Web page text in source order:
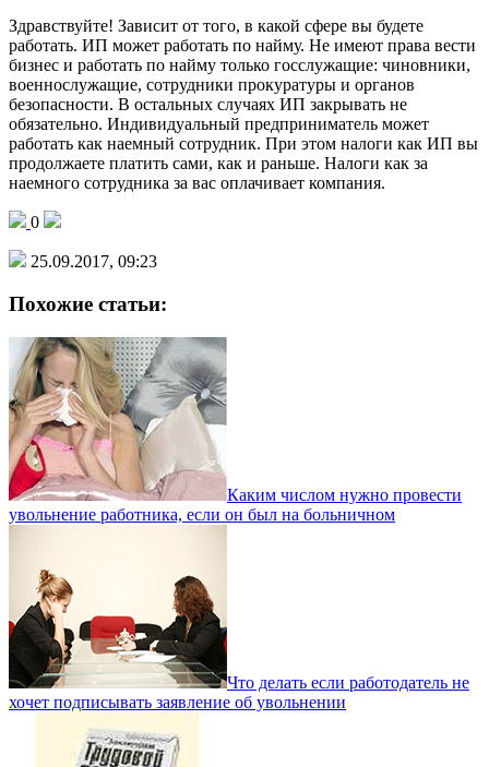
Здравствуйте! Зависит от того, в какой сфере вы будете
работать. ИП может работать по найму. Не имеют права вести
бизнес и работать по найму только госслужащие: чиновники,
военнослужащие, сотрудники прокуратуры и органов
безопасности. В остальных случаях ИП закрывать не
обязательно. Индивидуальный предприниматель может
работать как наемный сотрудник. При этом налоги как ИП вы
продолжаете платить сами, как и раньше. Налоги как за
наемного сотрудника за вас оплачивает компания.
0
25.09.2017, 09:23
Похожие статьи:
Каким числом нужно провести
увольнение работника, если он был на больничном
Что делать если работодатель не
хочет подписывать заявление об увольнении